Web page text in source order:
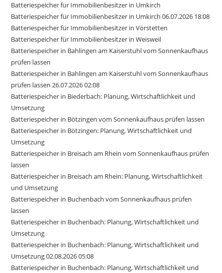
Batteriespeicher für Immobilienbesitzer in Umkirch
Batteriespeicher für Immobilienbesitzer in Umkirch 06.07.2026 18:08
Batteriespeicher für Immobilienbesitzer in Vörstetten
Batteriespeicher für Immobilienbesitzer in Weisweil
Batteriespeicher in Bahlingen am Kaiserstuhl vom Sonnenkaufhaus
prüfen lassen
Batteriespeicher in Bahlingen am Kaiserstuhl vom Sonnenkaufhaus
prüfen lassen 26.07.2026 02:08
Batteriespeicher in Biederbach: Planung, Wirtschaftlichkeit und
Umsetzung
Batteriespeicher in Bötzingen vom Sonnenkaufhaus prüfen lassen
Batteriespeicher in Bötzingen: Planung, Wirtschaftlichkeit und
Umsetzung
Batteriespeicher in Breisach am Rhein vom Sonnenkaufhaus prüfen
lassen
Batteriespeicher in Breisach am Rhein: Planung, Wirtschaftlichkeit
und Umsetzung
Batteriespeicher in Buchenbach vom Sonnenkaufhaus prüfen
lassen
Batteriespeicher in Buchenbach: Planung, Wirtschaftlichkeit und
Umsetzung
Batteriespeicher in Buchenbach: Planung, Wirtschaftlichkeit und
Umsetzung 02.08.2026 05:08
Batteriespeicher in Buchenbach: Planung, Wirtschaftlichkeit und